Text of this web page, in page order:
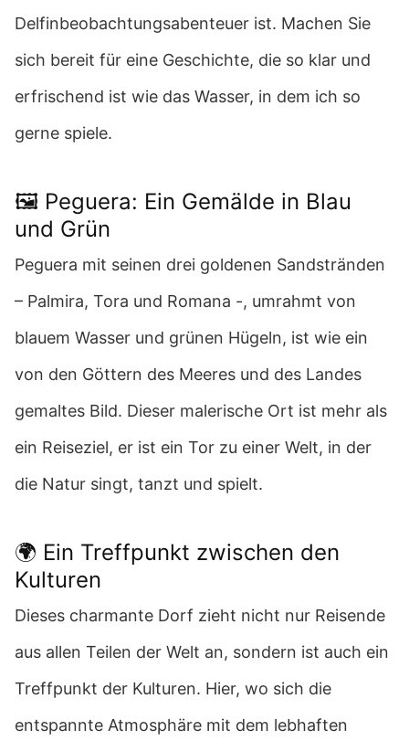
Delfinbeobachtungsabenteuer ist. Machen Sie
sich bereit für eine Geschichte, die so klar und
erfrischend ist wie das Wasser, in dem ich so
gerne spiele.
🖼️ Peguera: Ein Gemälde in Blau
und Grün
Peguera mit seinen drei goldenen Sandstränden
– Palmira, Tora und Romana -, umrahmt von
blauem Wasser und grünen Hügeln, ist wie ein
von den Göttern des Meeres und des Landes
gemaltes Bild. Dieser malerische Ort ist mehr als
ein Reiseziel, er ist ein Tor zu einer Welt, in der
die Natur singt, tanzt und spielt.
🌍 Ein Treffpunkt zwischen den
Kulturen
Dieses charmante Dorf zieht nicht nur Reisende
aus allen Teilen der Welt an, sondern ist auch ein
Treffpunkt der Kulturen. Hier, wo sich die
entspannte Atmosphäre mit dem lebhaften